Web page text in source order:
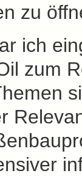
zu
ich
zum